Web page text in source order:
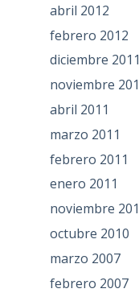
abril 2012
febrero 2012
diciembre 2011
noviembre
abril 2011
marzo 2011
febrero 2011
enero 2011
noviembre
octubre 2010
marzo 2007
febrero 2007